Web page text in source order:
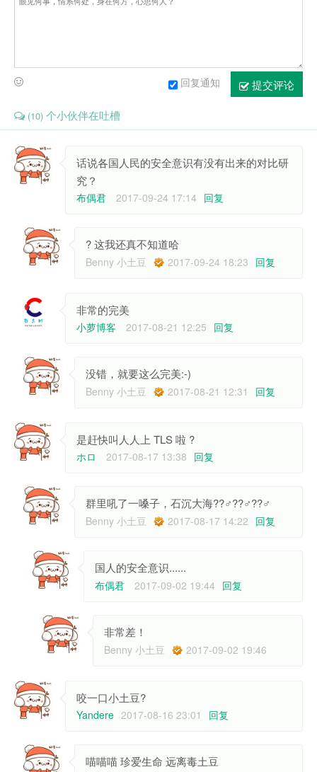
提交评论
回复通知
(10) 个小伙伴在吐槽
话说各国人民的安全意识有没有出来的对比研
究？
布偶君 2017-09-24 17:14 回复
? 这我还真不知道哈
Benny 小土豆 2017-09-24 18:23 回复
非常的完美
小萝博客 2017-08-21 12:25 回复
没错，就要这么完美:-)
Benny 小土豆 2017-08-21 12:31 回复
是赶快叫人人上 TLS 啦 ?
ホロ 2017-08-17 13:38 回复
群里吼了一嗓子，石沉大海??‍♂️??‍♂️??‍♂️
Benny 小土豆 2017-08-17 14:22 回复
国人的安全意识......
布偶君 2017-09-02 19:44 回复
非常差！
Benny 小土豆 2017-09-02 19:46
咬一口小土豆?
Yandere 2017-08-16 23:01 回复
喵喵喵 珍爱生命 远离毒土豆